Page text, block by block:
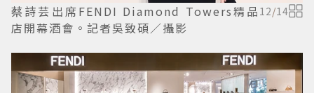
蔡詩芸出席FENDI Diamond Towers精品
店開幕酒會。記者吳致碩／攝影
12/14